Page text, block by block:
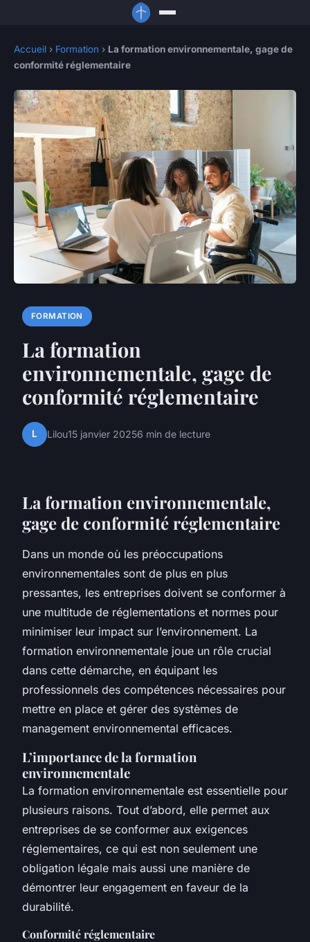
Accueil › Formation › La formation environnementale, gage de
conformité réglementaire
FORMATION
La formation
environnementale, gage de
conformité réglementaire
L Lilou15 janvier 20256 min de lecture
La formation environnementale,
gage de conformité réglementaire
Dans un monde où les préoccupations
environnementales sont de plus en plus
pressantes, les entreprises doivent se conformer à
une multitude de réglementations et normes pour
minimiser leur impact sur l’environnement. La
formation environnementale joue un rôle crucial
dans cette démarche, en équipant les
professionnels des compétences nécessaires pour
mettre en place et gérer des systèmes de
management environnemental efficaces.
L’importance de la formation
environnementale
La formation environnementale est essentielle pour
plusieurs raisons. Tout d’abord, elle permet aux
entreprises de se conformer aux exigences
réglementaires, ce qui est non seulement une
obligation légale mais aussi une manière de
démontrer leur engagement en faveur de la
durabilité.
Conformité réglementaire